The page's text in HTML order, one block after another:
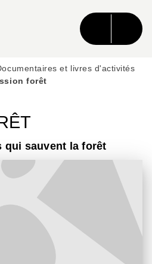
CONTENU
et livres d'activités
forêt
qui sauvent la forêt